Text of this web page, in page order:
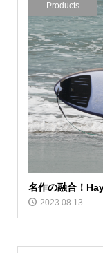
Products
名作の融合！
2023.08.13